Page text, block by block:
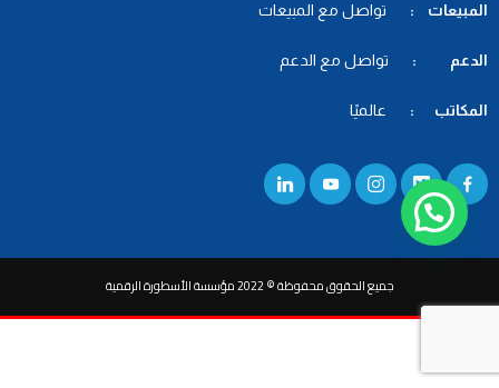
المبيعات : تواصل مع المبيعات
الدعم : تواصل مع الدعم
المكاتب : عالميًا
جميع الحقوق محفوظة © 2022 مؤسسة الأسطورة الرقمية